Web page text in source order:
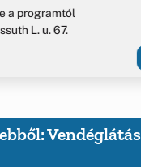
a programtól
L. u. 67.
Vendéglátás